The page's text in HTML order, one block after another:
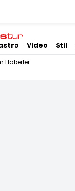
Video Stil
Haberler